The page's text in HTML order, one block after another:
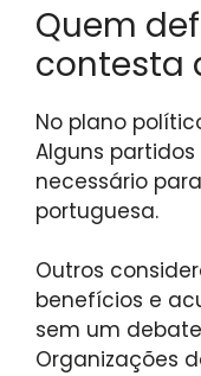
Quem
contesta
No plano
Alguns
necessário
portuguesa.
Outros
benefícios e
sem um
Organizações